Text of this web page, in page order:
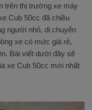
trên thị trường xe máy
Cub 50cc đã chiều
người nhỏ, di chuyển
xe có mức giá rẻ,
Bài viết dưới đây sẽ
xe Cub 50cc mới nhất